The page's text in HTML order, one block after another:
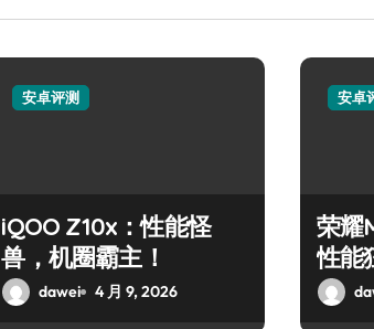
安卓评测
iQOO Z10x：性能怪
兽，机圈霸主！
dawei 4 月 9, 2026
安卓
荣耀
性能
顶？